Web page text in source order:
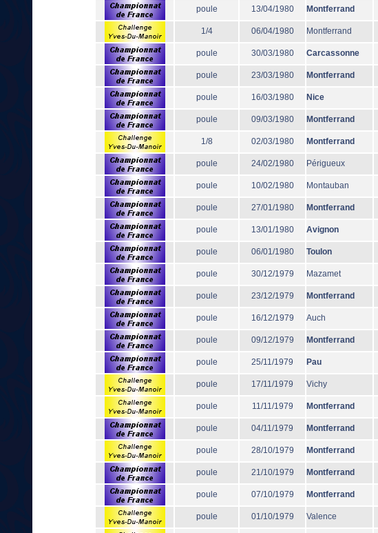
poule 13/04/1980 Montferrand
1/4 06/04/1980 Montferrand
poule 30/03/1980 Carcassonne
poule 23/03/1980 Montferrand
poule 16/03/1980 Nice
poule 09/03/1980 Montferrand
1/8 02/03/1980 Montferrand
poule 24/02/1980 Périgueux
poule 10/02/1980 Montauban
poule 27/01/1980 Montferrand
poule 13/01/1980 Avignon
poule 06/01/1980 Toulon
poule 30/12/1979 Mazamet
poule 23/12/1979 Montferrand
poule 16/12/1979 Auch
poule 09/12/1979 Montferrand
poule 25/11/1979 Pau
poule 17/11/1979 Vichy
poule 11/11/1979 Montferrand
poule 04/11/1979 Montferrand
poule 28/10/1979 Montferrand
poule 21/10/1979 Montferrand
poule 07/10/1979 Montferrand
poule 01/10/1979 Valence